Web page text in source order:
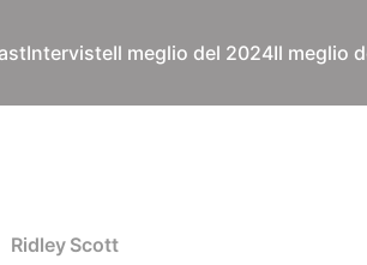
IntervisteIl meglio del 2024Il meglio
Ridley Scott